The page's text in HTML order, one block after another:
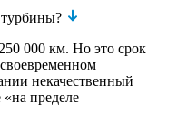
000 км. Но это срок
некачественный
пределе